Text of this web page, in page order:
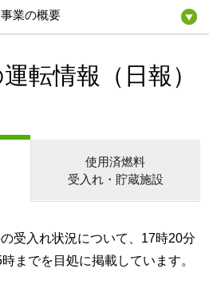
事業の概要
転情報（日報）
使用済燃料
受入れ・貯蔵施設
受入れ状況について、17時20分
までを目処に掲載しています。